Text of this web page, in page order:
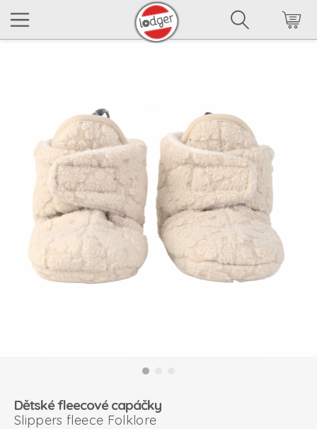
Dětské fleecové capáčky
Slippers fleece Folklore